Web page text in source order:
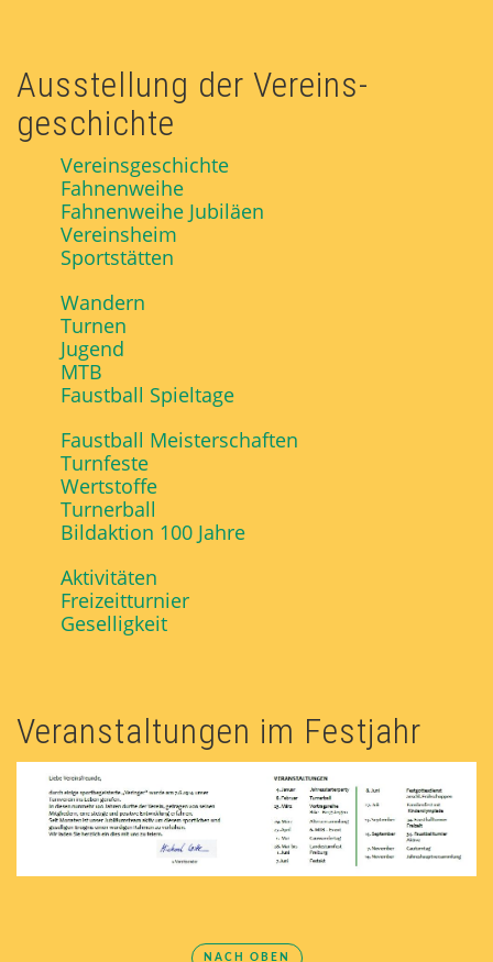
Ausstellung der Vereins­
geschichte
Vereinsgeschichte
Fahnenweihe
Fahnenweihe Jubiläen
Vereinsheim
Sportstätten
Wandern
Turnen
Jugend
MTB
Faustball Spieltage
Faustball Meisterschaften
Turnfeste
Wertstoffe
Turnerball
Bildaktion 100 Jahre
Aktivitäten
Freizeitturnier
Geselligkeit
Veranstal­tungen im Festjahr
NACH OBEN